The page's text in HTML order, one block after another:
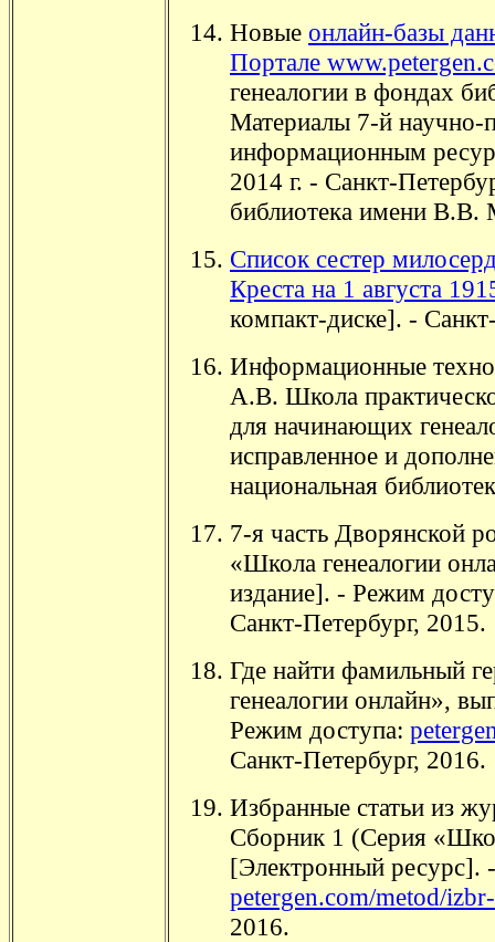
Новые онлайн-базы
Портале
генеалогии в фондах
Материалы 7-й научно-
информационным
2014 г. - Санкт-
библиотека имени В.В.
Список сестер
Креста на 1 августа
компакт-диске]. -
Информационные
А.В. Школа
для начинающих
исправленное и
национальная
7-я часть Дворянской
«Школа генеалогии
издание]. - Режим
Санкт-Петербург, 2015.
Где найти фамильный
генеалогии онлайн»,
Режим доступа:
Санкт-Петербург, 2016.
Избранные статьи из
Сборник 1 (Серия
[Электронный ресурс].
petergen.com/metod/
2016.